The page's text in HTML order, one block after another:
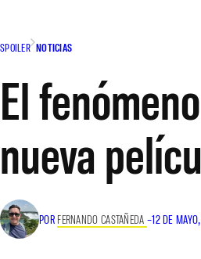
SPOILER NOTICIAS
El
nueva
POR FERNANDO CASTAÑEDA –12 DE